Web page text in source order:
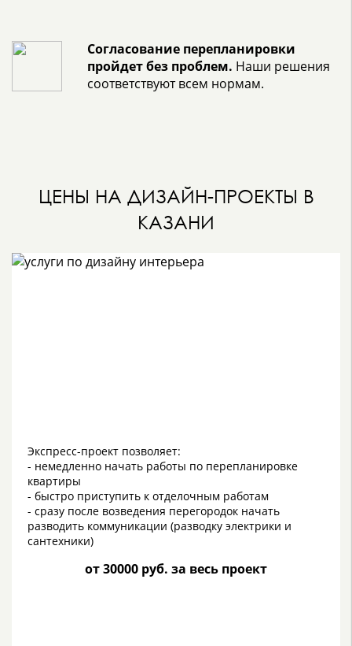
Согласование перепланировки
пройдет без проблем. Наши решения
соответствуют всем нормам.
ЦЕНЫ НА ДИЗАЙН-ПРОЕКТЫ В
КАЗАНИ
Экспресс-проект позволяет:
- немедленно начать работы по перепланировке
квартиры
- быстро приступить к отделочным работам
- сразу после возведения перегородок начать
разводить коммуникации (разводку электрики и
сантехники)
от 30000 руб. за весь проект